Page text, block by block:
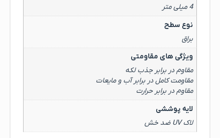
4 میلی متر
نوع سطح
براق
ویژگی های مقاومتی
مقاوم در برابر جذب لکه
مقاومت کامل در برابر آب و مایعات
مقاوم در برابر حرارت
لایه پوششی
لاک UV ضد خش